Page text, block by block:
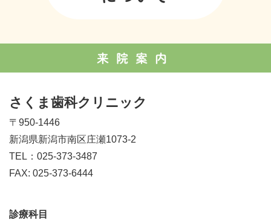
来院案内
さくま歯科クリニック
〒950-1446
新潟県新潟市南区庄瀬1073-2
TEL：025-373-3487
FAX: 025-373-6444
診療科目